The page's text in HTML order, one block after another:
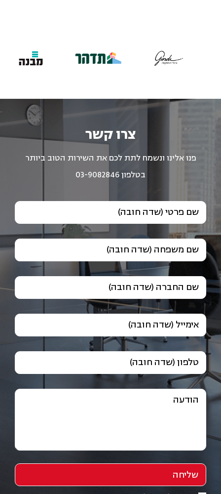
צרו קשר
פנו אלינו ונשמח לתת לכם את השירות הטוב ביותר
בטלפון 03-9082846
שם פרטי (שדה חובה)
שם משפחה (שדה חובה)
שם החברה (שדה חובה)
אימייל (שדה חובה)
טלפון (שדה חובה)
הודעה